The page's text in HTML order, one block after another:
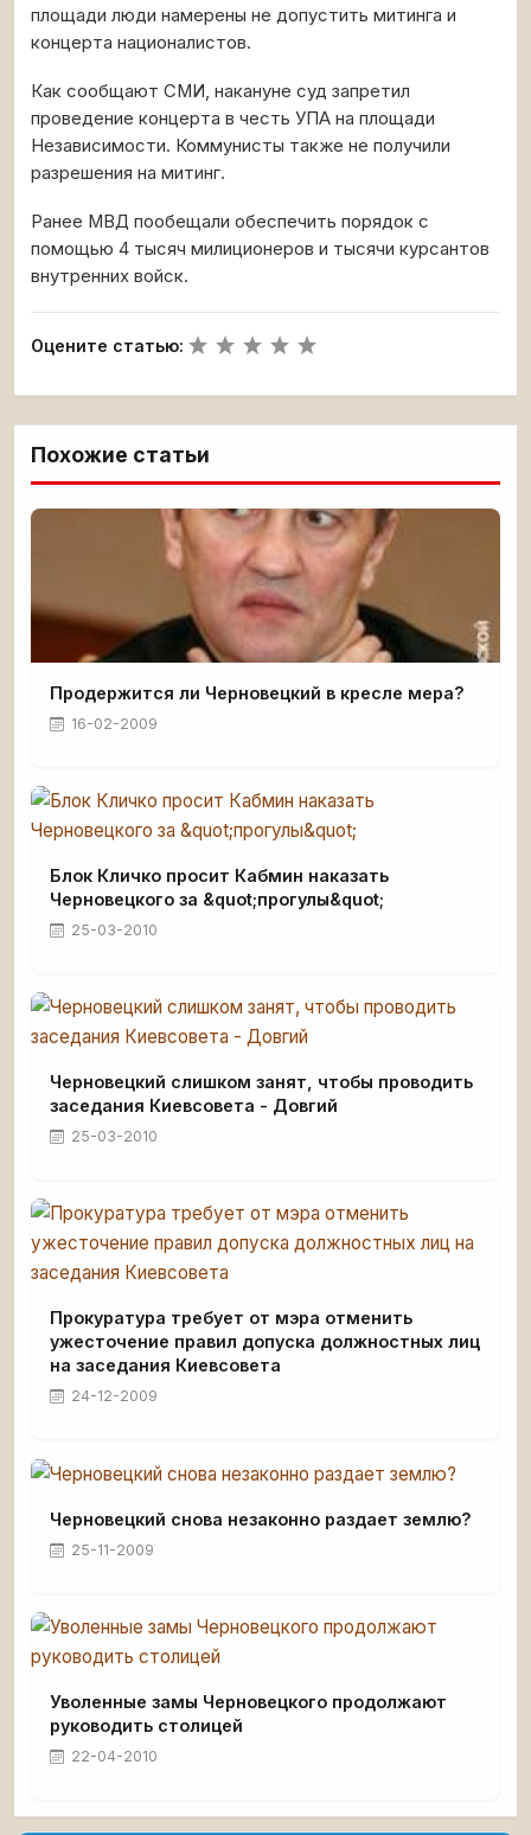
площади люди намерены не допустить митинга и
концерта националистов.
Как сообщают СМИ, накануне суд запретил
проведение концерта в честь УПА на площади
Независимости. Коммунисты также не получили
разрешения на митинг.
Ранее МВД пообещали обеспечить порядок с
помощью 4 тысяч милиционеров и тысячи курсантов
внутренних войск.
Оцените статью:
Похожие статьи
Продержится ли Черновецкий в кресле мера?
16-02-2009
Блок Кличко просит Кабмин наказать
Черновецкого за &quot;прогулы&quot;
25-03-2010
Черновецкий слишком занят, чтобы проводить
заседания Киевсовета - Довгий
25-03-2010
Прокуратура требует от мэра отменить
ужесточение правил допуска должностных лиц
на заседания Киевсовета
24-12-2009
Черновецкий снова незаконно раздает землю?
25-11-2009
Уволенные замы Черновецкого продолжают
руководить столицей
22-04-2010